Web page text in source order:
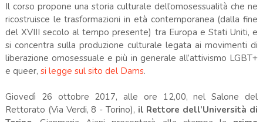
Il corso propone una storia culturale dell’omosessualità che ne
ricostruisce le trasformazioni in età contemporanea (dalla fine
del XVIII secolo al tempo presente) tra Europa e Stati Uniti, e
si concentra sulla produzione culturale legata ai movimenti di
liberazione omosessuale e più in generale all’attivismo LGBT+
e queer, si legge sul sito del Dams.
Giovedì 26 ottobre 2017, alle ore 12,00, nel Salone del
Rettorato (Via Verdi, 8 - Torino), il Rettore dell’Università di